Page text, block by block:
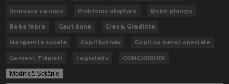
Urmeaza sa nasc Probleme alaptare Bebe plange
Bebe febra Caut bona Cresa, Gradinta
Mergem la scoala Copil bolnav Copii cu nevoi speciale
Gemeni, Tripleti Legislativ CONCURSURI
Modifică Setările